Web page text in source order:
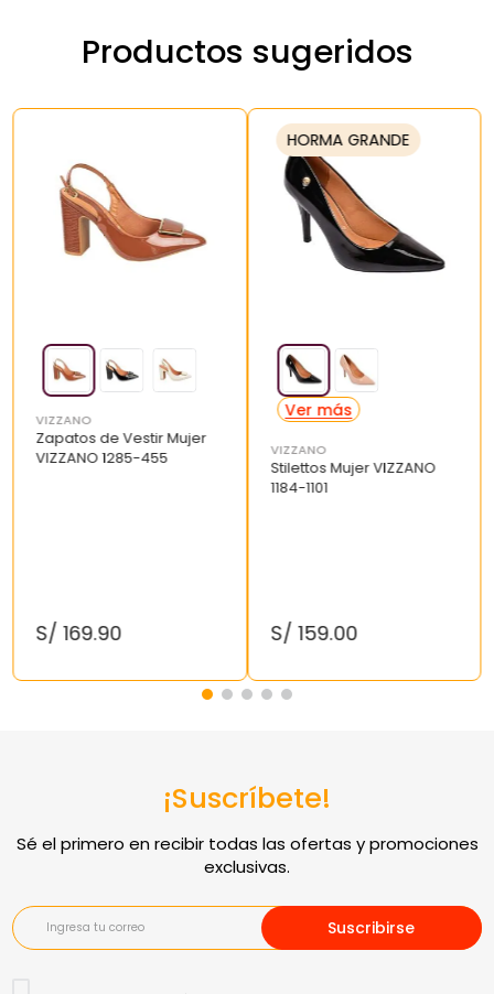
Productos sugeridos
VIZZANO
Zapatos de Vestir Mujer
VIZZANO 1285-455
S/ 169.90
HORMA GRANDE
VIZZANO
Stilettos Mujer VIZZANO
1184-1101
S/ 159.00
¡Suscríbete!
Suscribirse